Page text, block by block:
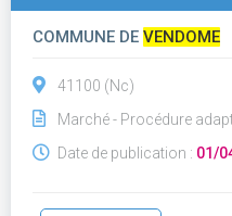
COMMUNE DE VENDOME
41100 (Nc)
Marché - Procédure
Date de publication : 01/